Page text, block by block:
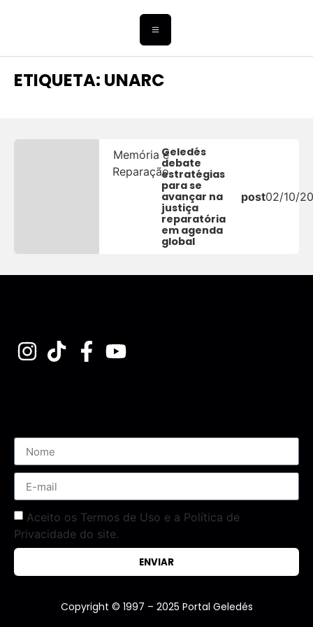
ETIQUETA: UNARC
Memória e
Reparação
Geledés
debate
estratégias
para se
avançar na
justiça
reparatória
em agenda
global
post02/10/
Aceito os Termos de Uso e a Política de
Privacidade do site.
ENVIAR
Copyright © 1997 – 2025 Portal Geledés